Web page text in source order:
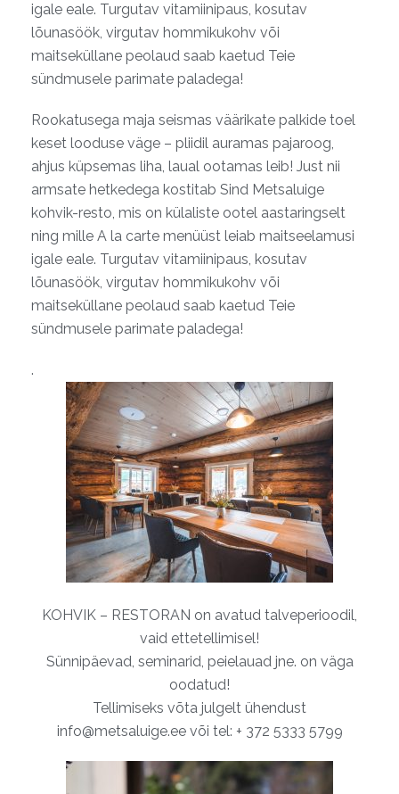
igale eale. Turgutav vitamiinipaus, kosutav
lõunasöök, virgutav hommikukohv või
maitseküllane peolaud saab kaetud Teie
sündmusele parimate paladega!
Rookatusega maja seismas väärikate palkide toel
keset looduse väge – pliidil auramas pajaroog,
ahjus küpsemas liha, laual ootamas leib! Just nii
armsate hetkedega kostitab Sind Metsaluige
kohvik-resto, mis on külaliste ootel aastaringselt
ning mille A la carte menüüst leiab maitseelamusi
igale eale. Turgutav vitamiinipaus, kosutav
lõunasöök, virgutav hommikukohv või
maitseküllane peolaud saab kaetud Teie
sündmusele parimate paladega!
.
KOHVIK – RESTORAN on avatud talveperioodil,
vaid ettetellimisel!
Sünnipäevad, seminarid, peielauad jne. on väga
oodatud!
Tellimiseks võta julgelt ühendust
info@metsaluige.ee või tel: + 372 5333 5799